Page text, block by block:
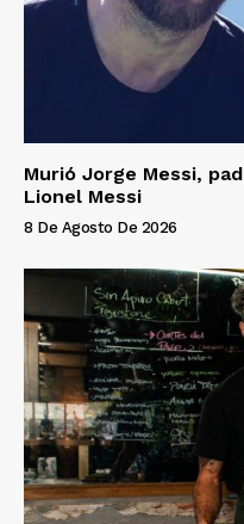
Murió Jorge Messi,
Lionel Messi
8 De Agosto De 2026